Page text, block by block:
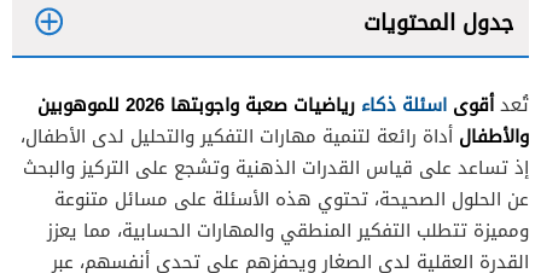
جدول المحتويات
تُعدأقوى اسئلة ذكاء
رياضيات صعبة واجوبتها 2026 للموهوبين
والأطفال أداة رائعة لتنمية مهارات التفكير والتحليل لدى الأطفال،
إذ تساعد على قياس القدرات الذهنية وتشجع على التركيز والبحث
عن الحلول الصحيحة، تحتوي هذه الأسئلة على مسائل متنوعة
ومميزة تتطلب التفكير المنطقي والمهارات الحسابية، مما يعزز
القدرة العقلية لدى الصغار ويحفزهم على تحدي أنفسهم، عبر